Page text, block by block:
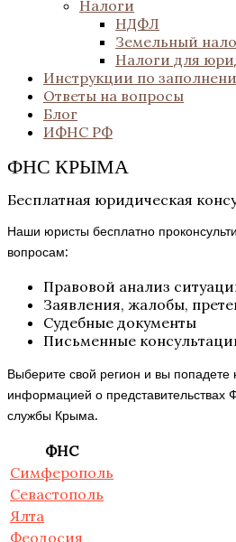
Налоги
НДФЛ
Земельный
Налоги для
Инструкции по
Ответы на вопросы
Блог
ИФНС РФ
ФНС КРЫМА
Бесплатная юридическая
Наши юристы бесплатно
вопросам:
Правовой анализ
Заявления, жалобы,
Судебные документы
Письменные
Выберите свой регион и вы попадете
информацией о представительствах
службы Крыма.
ФНС
Симферополь
Севастополь
Ялта
Феодосия